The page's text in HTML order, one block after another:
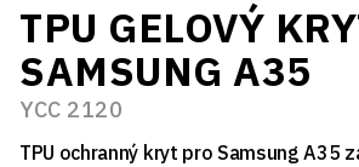
TPU GELOVÝ
SAMSUNG A35
YCC 2120
TPU ochranný kryt pro Samsung A35